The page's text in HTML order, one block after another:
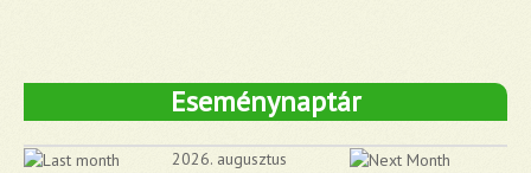
Eseménynaptár
2026. augusztus